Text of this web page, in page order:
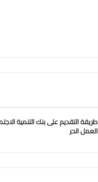
طريقة التقديم على بنك التنمية
العمل الحر